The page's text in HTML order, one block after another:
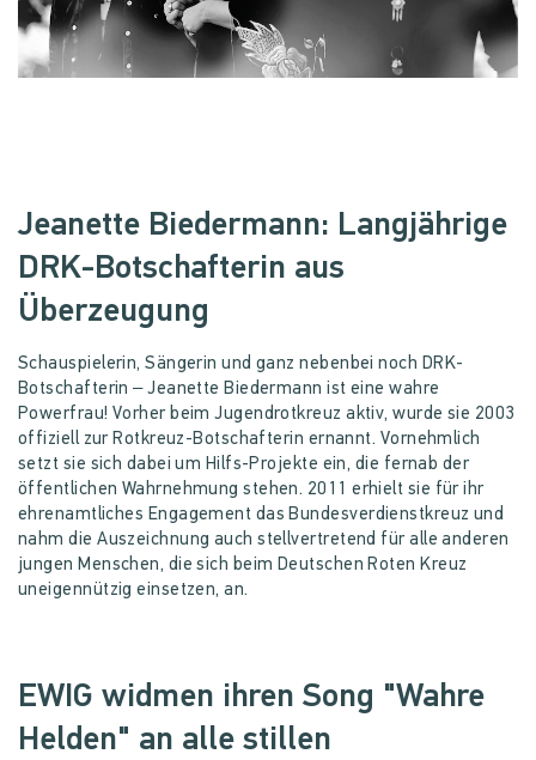
Jeanette Biedermann: Langjährige
DRK-Botschafterin aus
Überzeugung
Schauspielerin, Sängerin und ganz nebenbei noch DRK-
Botschafterin – Jeanette Biedermann ist eine wahre
Powerfrau! Vorher beim Jugendrotkreuz aktiv, wurde sie 2003
offiziell zur Rotkreuz-Botschafterin ernannt. Vornehmlich
setzt sie sich dabei um Hilfs-Projekte ein, die fernab der
öffentlichen Wahrnehmung stehen. 2011 erhielt sie für ihr
ehrenamtliches Engagement das Bundesverdienstkreuz und
nahm die Auszeichnung auch stellvertretend für alle anderen
jungen Menschen, die sich beim Deutschen Roten Kreuz
uneigennützig einsetzen, an.
EWIG widmen ihren Song "Wahre
Helden" an alle stillen